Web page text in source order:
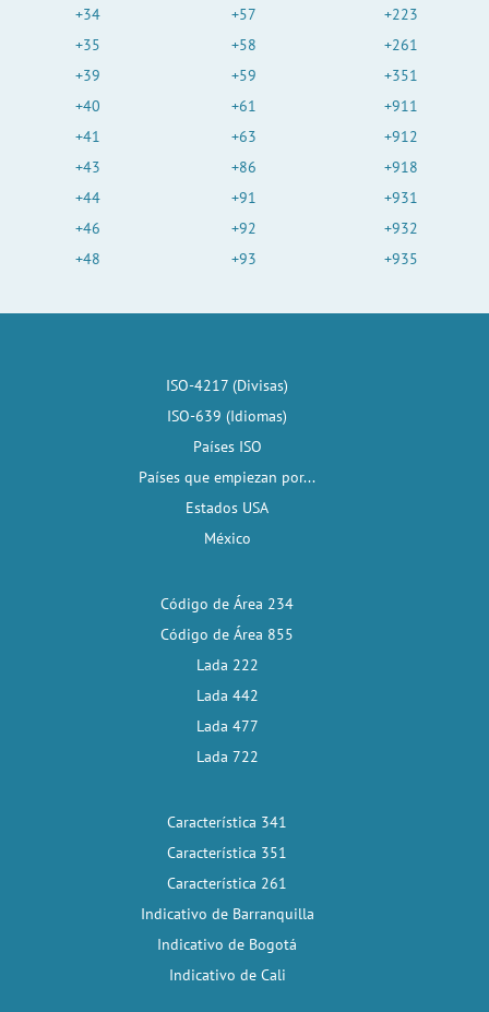
+34
+35
+39
+40
+41
+43
+44
+46
+48
+57
+58
+59
+61
+63
+86
+91
+92
+93
+223
+261
+351
+911
+912
+918
+931
+932
+935
ISO-4217 (Divisas)
ISO-639 (Idiomas)
Países ISO
Países que empiezan por...
Estados USA
México
Código de Área 234
Código de Área 855
Lada 222
Lada 442
Lada 477
Lada 722
Característica 341
Característica 351
Característica 261
Indicativo de Barranquilla
Indicativo de Bogotá
Indicativo de Cali